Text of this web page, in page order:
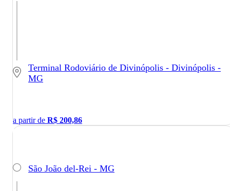
Terminal Rodoviário de Divinópolis - Divinópolis -
MG
a partir de R$ 200,86
São João del-Rei - MG